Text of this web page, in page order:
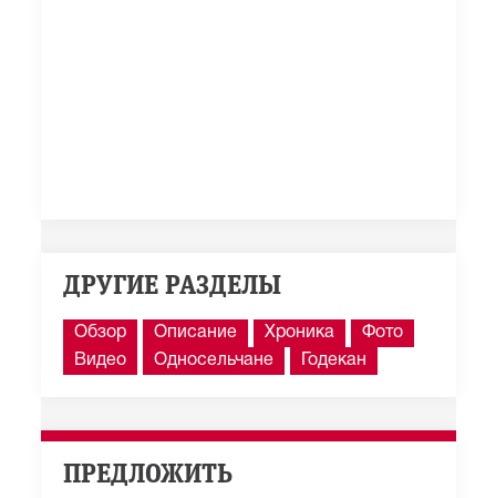
ДРУГИЕ РАЗДЕЛЫ
Обзор Описание Хроника
Фото
Видео
Односельчане Годекан
ПРЕДЛОЖИТЬ